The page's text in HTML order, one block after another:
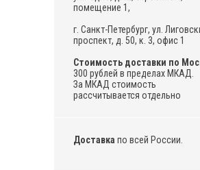
помещение 1,
г. Санкт-Петербург, ул.
проспект, д. 50, к. 3, офис 1
Стоимость доставки по
300 рублей в пределах МКАД.
За МКАД стоимость
рассчитывается отдельно
Доставка по всей России.